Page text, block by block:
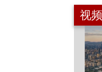
视频